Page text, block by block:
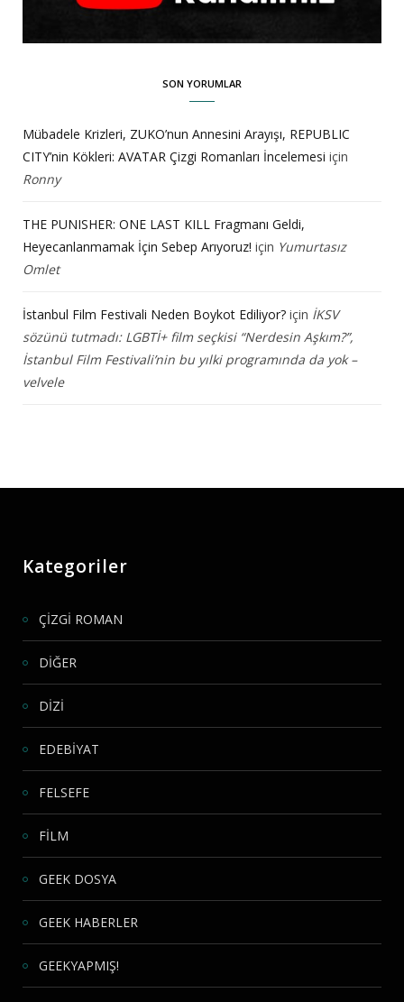
SON YORUMLAR
Mübadele Krizleri, ZUKO’nun Annesini Arayışı, REPUBLIC
CITY’nin Kökleri: AVATAR Çizgi Romanları İncelemesi için
Ronny
THE PUNISHER: ONE LAST KILL Fragmanı Geldi,
Heyecanlanmamak İçin Sebep Arıyoruz! için Yumurtasız
Omlet
İstanbul Film Festivali Neden Boykot Ediliyor? için İKSV
sözünü tutmadı: LGBTİ+ film seçkisi “Nerdesin Aşkım?”,
İstanbul Film Festivali’nin bu yılki programında da yok –
velvele
Kategoriler
ÇİZGİ ROMAN
DİĞER
DİZİ
EDEBİYAT
FELSEFE
FİLM
GEEK DOSYA
GEEK HABERLER
GEEKYAPMIŞ!